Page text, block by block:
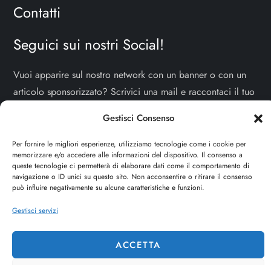
Gestisci Consenso
Per fornire le migliori esperienze, utilizziamo tecnologie come i cookie per
memorizzare e/o accedere alle informazioni del dispositivo. Il consenso a
queste tecnologie ci permetterà di elaborare dati come il comportamento di
navigazione o ID unici su questo sito. Non acconsentire o ritirare il consenso
può influire negativamente su alcune caratteristiche e funzioni.
Gestisci servizi
ACCETTA
Contatti
Seguici sui nostri Social!
Vuoi apparire sul nostro network con un banner o con un
articolo sponsorizzato? Scrivici una mail e raccontaci il tuo
info e contatti: staff@dojoblog.it
dojouomo.it è un progetto facente parte del network
dojoblog.it di proprietà dellaReadMore ADVcon sede
IT13402731007